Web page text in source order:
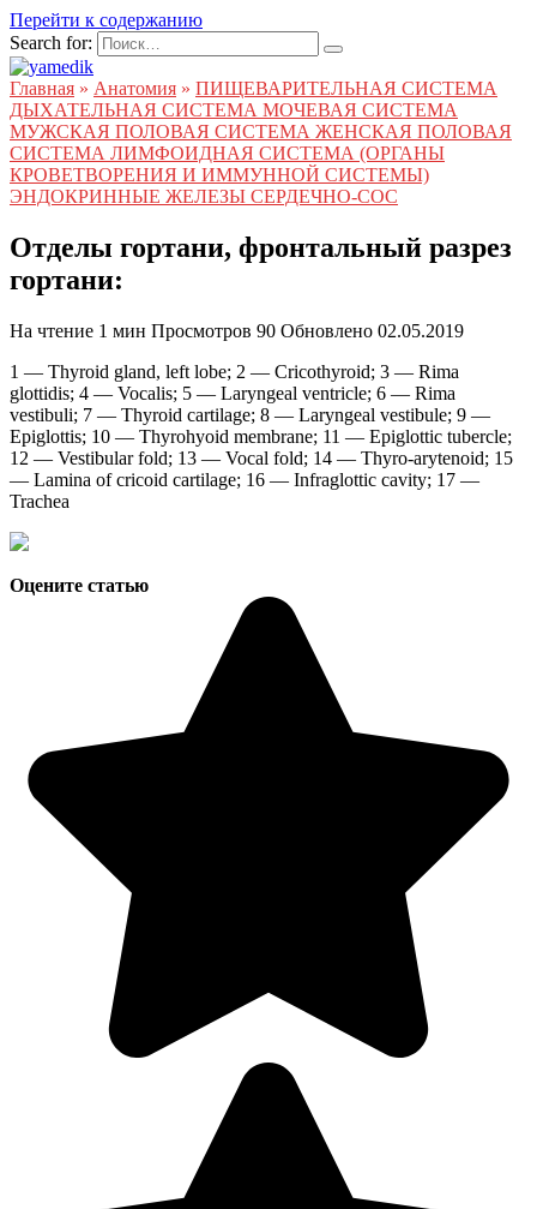
Перейти к содержанию
Search for:
Главная » Анатомия » ПИЩЕВАРИТЕЛЬНАЯ СИСТЕМА
ДЫХАТЕЛЬНАЯ СИСТЕМА МОЧЕВАЯ СИСТЕМА
МУЖСКАЯ ПОЛОВАЯ СИСТЕМА ЖЕНСКАЯ ПОЛОВАЯ
СИСТЕМА ЛИМФОИДНАЯ СИСТЕМА (ОРГАНЫ
КРОВЕТВОРЕНИЯ И ИММУННОЙ СИСТЕМЫ)
ЭНДОКРИННЫЕ ЖЕЛЕЗЫ СЕРДЕЧНО-СОС
Отделы гортани, фронтальный разрез
гортани:
На чтение 1 мин Просмотров 90 Обновлено 02.05.2019
1 — Thyroid gland, left lobe; 2 — Cricothyroid; 3 — Rima
glottidis; 4 — Vocalis; 5 — Laryngeal ventricle; 6 — Rima
vestibuli; 7 — Thyroid cartilage; 8 — Laryngeal vestibule; 9 —
Epiglottis; 10 — Thyrohyoid membrane; 11 — Epiglottic tubercle;
12 — Vestibular fold; 13 — Vocal fold; 14 — Thyro-arytenoid; 15
— Lamina of cricoid cartilage; 16 — Infraglottic cavity; 17 —
Trachea
Оцените статью